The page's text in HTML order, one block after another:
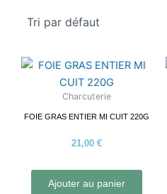
Charcuterie
FOIE GRAS ENTIER MI CUIT 220G
21,00 €
Ajouter au panier